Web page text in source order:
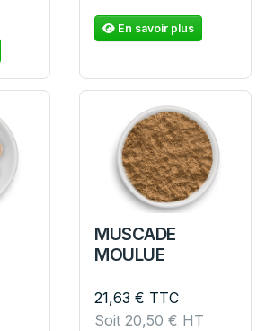
En savoir plus
MUSCADE
MOULUE
21,63 € TTC
Soit 20,50 € HT